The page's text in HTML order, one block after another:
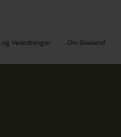
Veiledninger Om Seeland